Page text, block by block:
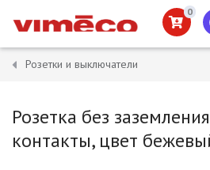
0
Розетки и выключатели
Розетка без
контакты, цвет